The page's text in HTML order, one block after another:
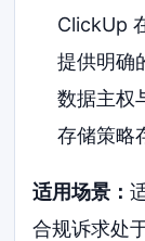
ClickUp
提供明确
数据主权
存储策略
适用场景：
合规诉求处